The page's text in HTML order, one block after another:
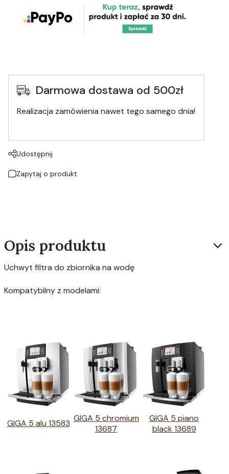
Darmowa dostawa od 500zł
Realizacja zamówienia nawet tego samego dnia!
Udostępnij
Zapytaj o produkt
Opis produktu
Uchwyt filtra do zbiornika na wodę
Kompatybilny z modelami:
GIGA 5 alu 13583 GIGA 5 chromium
13687
GIGA 5 piano
black 13689